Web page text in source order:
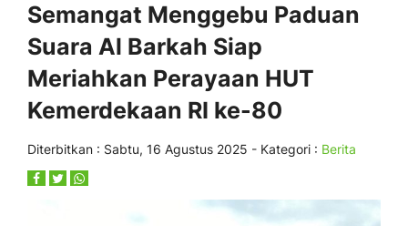
Semangat Menggebu Paduan
Suara Al Barkah Siap
Meriahkan Perayaan HUT
Kemerdekaan RI ke-80
Diterbitkan : Sabtu, 16 Agustus 2025 - Kategori : Berita